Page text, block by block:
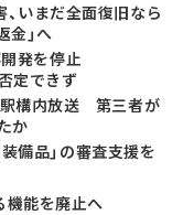
いまだ全面復旧なら
」へ
開発を停止
定できず
駅構内放送 第三者が
か
備品」の審査支援を
機能を廃止へ